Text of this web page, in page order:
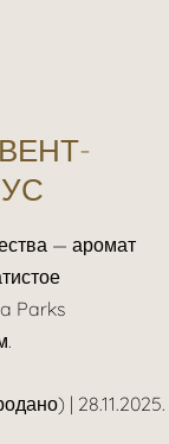
— аромат
Parks
| 28.11.2025.